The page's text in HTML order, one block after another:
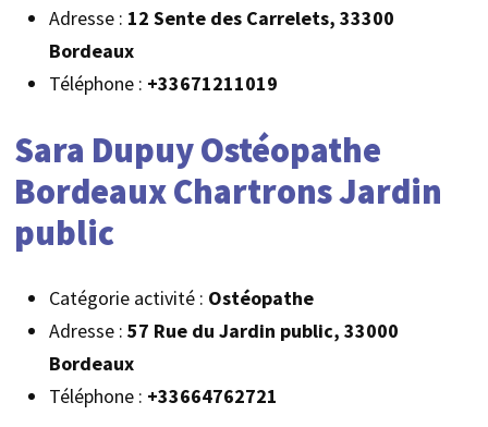
Adresse : 12 Sente des Carrelets, 33300
Bordeaux
Téléphone : +33671211019
Sara Dupuy Ostéopathe
Bordeaux Chartrons Jardin
public
Catégorie activité : Ostéopathe
Adresse : 57 Rue du Jardin public, 33000
Bordeaux
Téléphone : +33664762721